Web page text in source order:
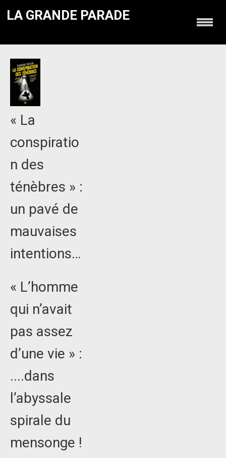
LA GRANDE PARADE
« La
conspiratio
n des
ténèbres » :
un pavé de
mauvaises
intentions…
« L’homme
qui n’avait
pas assez
d’une vie » :
....dans
l’abyssale
spirale du
mensonge !